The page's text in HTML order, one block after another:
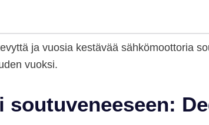
ja vuosia kestävää sähkömoottoria
vuoksi.